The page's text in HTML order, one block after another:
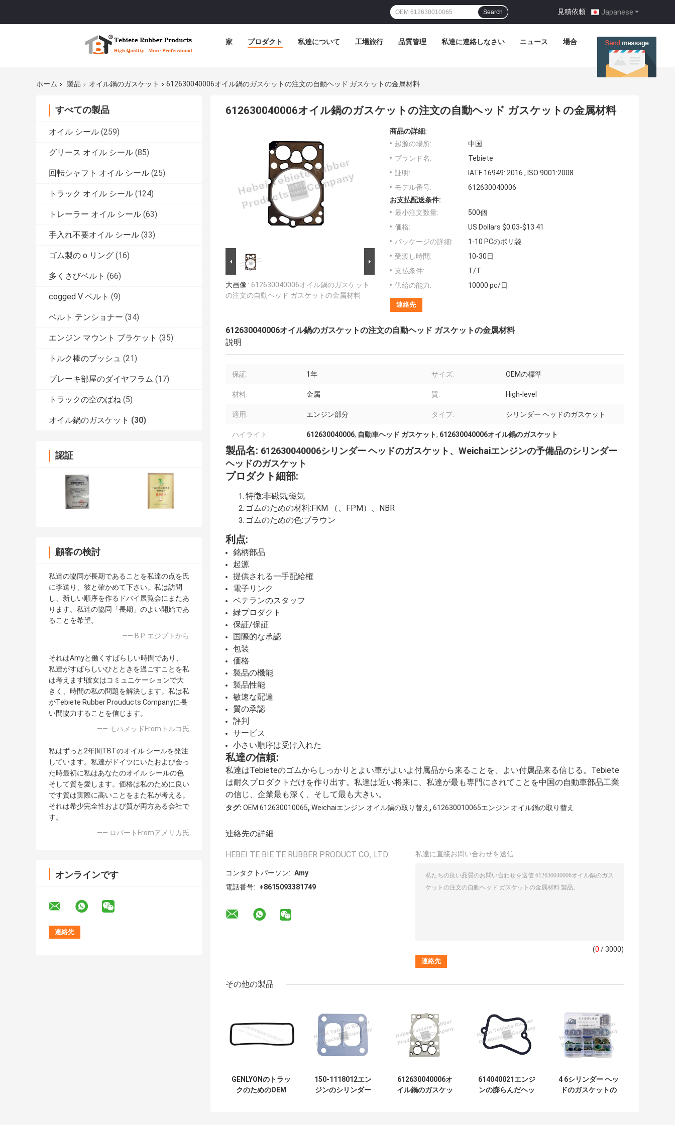
Japanese
見積依頼 |
Search
家 プロダクト 私達について 工場旅行 品質管理 私達に連絡しなさい ニュース 場合
ホーム 製品 オイル鍋のガスケット 612630040006オイル鍋のガスケットの注文の自動ヘッド ガスケットの金属材料
すべての製品
オイル シール (259)
グリース オイル シール (85)
回転シャフト オイル シール (25)
トラック オイル シール (124)
トレーラー オイル シール (63)
手入れ不要オイル シール (33)
ゴム製の o リング (16)
多くさびベルト (66)
cogged V ベルト (9)
ベルト テンショナー (34)
エンジン マウント ブラケット (35)
トルク棒のブッシュ (21)
ブレーキ部屋のダイヤフラム (17)
トラックの空のばね (5)
オイル鍋のガスケット (30)
認証
顧客の検討
私達の協同が長期であることを私達の点を氏
に李送り、彼と確かめて下さい。私は訪問
し、新しい順序を作るドバイ展覧会にまたあ
ります。私達の協同「長期」のよい開始であ
ることを希望。
—— B.P. エジプトから
それはAmyと働くすばらしい時間であり、
私逹がすばらしいひとときを過ごすことを私
は考えます!彼女はコミュニケーションで大
きく、時間の私の問題を解決します。私は私
がTebiete Rubber Prouducts Companyに長
い間協力することを信じます。
—— モハメッドFromトルコ氏
私はずっと2年間TBTのオイル シールを発注
しています。私達がドイツにいたおよび会っ
た時最初に私はあなたのオイル シールの色
そして質を愛します。価格は私のために良い
です質は実際に高いことをまた私が考える。
それは希少完全性および質が両方ある会社で
す。
—— ロバートFromアメリカ氏
オンラインです
612630040006オイル鍋のガスケットの注文の自動ヘッド ガスケットの金属材料
大画像 : 612630040006オイル鍋のガスケット
の注文の自動ヘッド ガスケットの金属材料
商品の詳細:
起源の場所:
中国
ブランド名:
Tebiete
証明:
IATF 16949: 2016 , ISO 9001:2008
モデル番号:
612630040006
お支払配送条件:
最小注文数量:
500個
価格:
US Dollars $0.03-$13.41
パッケージの詳細:
1-10 PCのポリ袋
受渡し時間:
10-30日
支払条件:
T/T
供給の能力:
10000 pc/日
連絡先
612630040006オイル鍋のガスケットの注文の自動ヘッド ガスケットの金属材料
説明
保証: 1年 サイズ: OEMの標準
材料: 金属 質: High-level
適用: エンジン部分 タイプ: シリンダー ヘッドのガスケット
ハイライト: 612630040006, 自動車ヘッド ガスケット, 612630040006オイル鍋のガスケット
製品名: 612630040006シリンダー ヘッドのガスケット、Weichaiエンジンの予備品のシリンダー
ヘッドのガスケット
プロダクト細部:
特徴:非磁気;磁気
ゴムのための材料:FKM （、FPM）、NBR
ゴムのための色:ブラウン
利点:
銘柄部品
起源
提供される一手配給権
電子リンク
ベテランのスタッフ
緑プロダクト
保証/保証
国際的な承認
包装
価格
製品の機能
製品性能
敏速な配達
質の承認
評判
サービス
小さい順序は受け入れた
私達の信頼:
私達はTebieteのゴムからしっかりとよい車がよいよ付属品から来ることを、よい付属品来る信じる。Tebiete
は耐久プロダクトだけを作り出す。私達は近い将来に、私達が最も専門にされてことを中国の自動車部品工業
の信じ、企業最も深く、そして最も大きい。
タグ: OEM 612630010065, Weichaiエンジン オイル鍋の取り替え , 612630010065エンジン オイル鍋の取り替え
連絡先の詳細
HEBEI TE BIE TE RUBBER PRODUCT CO., LTD.
コンタクトパーソン: Amy
電話番号:
+8615093381749
私達に直接お問い合わせを送信
(0 / 3000)
その他の製品
GENLYONのトラッ
クのためのOEM
150-1118012エン
ジンのシリンダー
612630040006オ
イル鍋のガスケッ
614040021エンジ
ンの膨らんだヘッ
4 6シリンダー ヘッ
ドのガスケットの